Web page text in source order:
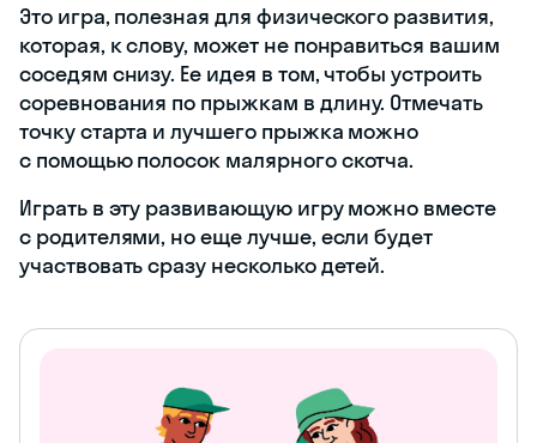
Это игра, полезная для физического развития,
которая, к слову, может не понравиться вашим
соседям снизу. Ее идея в том, чтобы устроить
соревнования по прыжкам в длину. Отмечать
точку старта и лучшего прыжка можно
с помощью полосок малярного скотча.
Играть в эту развивающую игру можно вместе
с родителями, но еще лучше, если будет
участвовать сразу несколько детей.